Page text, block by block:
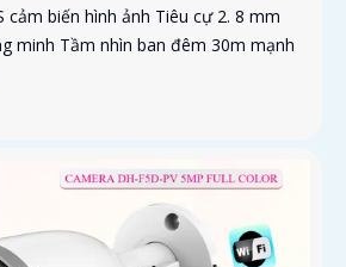
cảm biến hình ảnh Tiêu cự 2. 8 mm
minh Tầm nhìn ban đêm 30m mạnh